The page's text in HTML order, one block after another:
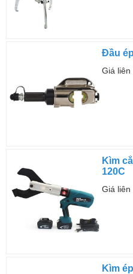
Đầu
Giá liên
Kìm
120C
Giá liên
Kìm